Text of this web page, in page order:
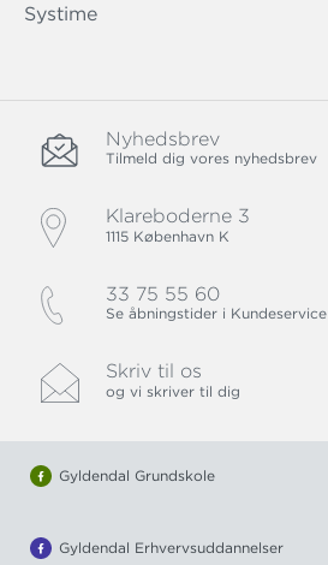
Systime
Nyhedsbrev
Tilmeld dig vores nyhedsbrev
Klareboderne 3
1115 København K
33 75 55 60
Se åbningstider i Kundeservice
Skriv til os
og vi skriver til dig
Gyldendal Grundskole
Gyldendal Erhvervsuddannelser